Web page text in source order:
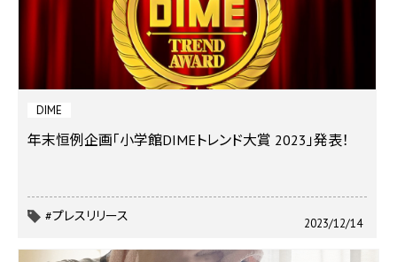
DIME
年末恒例企画「小学館DIMEトレンド大賞 2023」発表！
2023/12/14
#プレスリリース